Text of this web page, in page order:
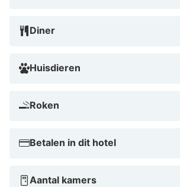
Diner
Huisdieren
Roken
Betalen in dit hotel
Aantal kamers